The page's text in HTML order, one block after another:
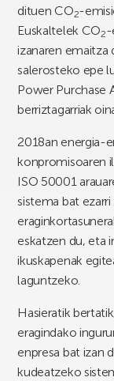
dituen CO2-
Euskaltelek CO2-
izanaren emaitza
salerosteko epe
Power Purchase
berriztagarriak
2018an energia-
konpromisoaren
ISO 50001
sistema bat
eskatzen du, eta
ikuskapenak
laguntzeko.
Hasieratik
eragindako
enpresa bat izan
kudeatzeko